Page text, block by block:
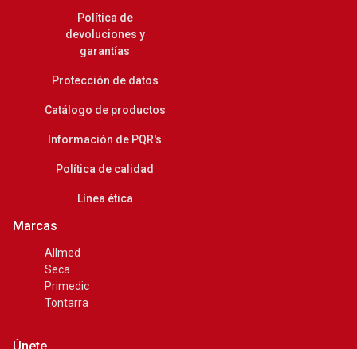
Política de
devoluciones y
garantías
Protección de datos
Catálogo de productos
Información de PQR's
Política de calidad
Línea ética
Marcas
Allmed
Seca
Primedic
Tontarra